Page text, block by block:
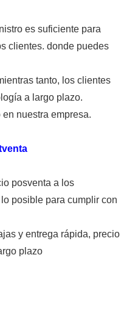
es suficiente para
clientes. donde puedes
tanto, los clientes
a largo plazo.
nuestra empresa.
posventa a los
posible para cumplir con
y entrega rápida, precio
plazo